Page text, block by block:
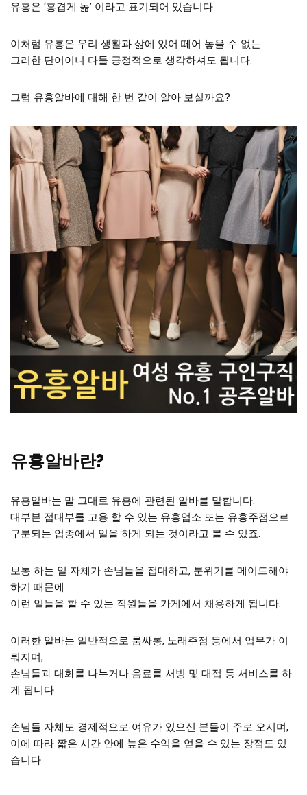
유흥은 ‘흥겹게 놂’ 이라고 표기되어 있습니다.
이처럼 유흥은 우리 생활과 삶에 있어 떼어 놓을 수 없는
그러한 단어이니 다들 긍정적으로 생각하셔도 됩니다.
그럼 유흥알바에 대해 한 번 같이 알아 보실까요?
유흥알바란?
유흥알바는 말 그대로 유흥에 관련된 알바를 말합니다.
대부분 접대부를 고용 할 수 있는 유흥업소 또는 유흥주점으로
구분되는 업종에서 일을 하게 되는 것이라고 볼 수 있죠.
보통 하는 일 자체가 손님들을 접대하고, 분위기를 메이드해야
하기 때문에
이런 일들을 할 수 있는 직원들을 가게에서 채용하게 됩니다.
이러한 알바는 일반적으로 룸싸롱, 노래주점 등에서 업무가 이
뤄지며,
손님들과 대화를 나누거나 음료를 서빙 및 대접 등 서비스를 하
게 됩니다.
손님들 자체도 경제적으로 여유가 있으신 분들이 주로 오시며,
이에 따라 짧은 시간 안에 높은 수익을 얻을 수 있는 장점도 있
습니다.